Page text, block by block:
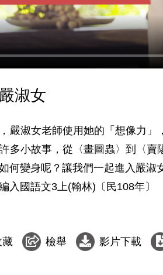
淑女
嚴淑女老師使用她的「想像力
多小故事，從〈畫圖蟲〉到〈
何變身呢？讓我們一起進入嚴淑
國語文3上(翰林)〔民108年〕
藏 檢舉 影片下載